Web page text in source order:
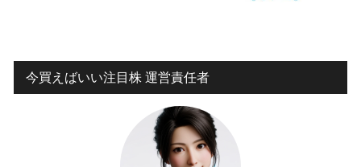
今買えばいい注目株 運営責任者